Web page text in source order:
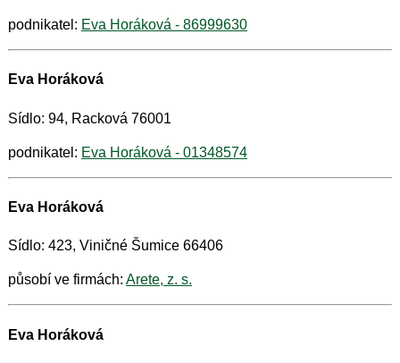
podnikatel: Eva Horáková - 86999630
Eva Horáková
Sídlo: 94, Racková 76001
podnikatel: Eva Horáková - 01348574
Eva Horáková
Sídlo: 423, Viničné Šumice 66406
působí ve firmách: Arete, z. s.
Eva Horáková